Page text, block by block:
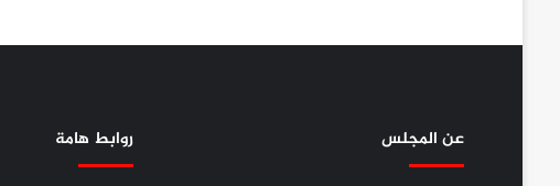
عن المجلس روابط هامة